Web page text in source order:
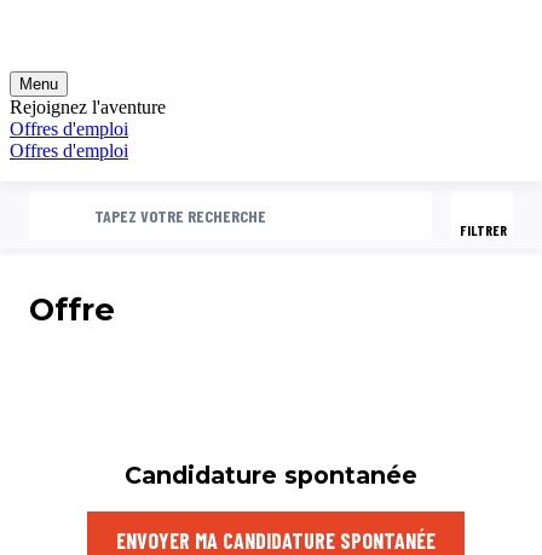
RECHERCHE
TAPEZ VOTRE RECHERCHE
FILTRER
Offre
Candidature spontanée
ENVOYER MA CANDIDATURE SPONTANÉE